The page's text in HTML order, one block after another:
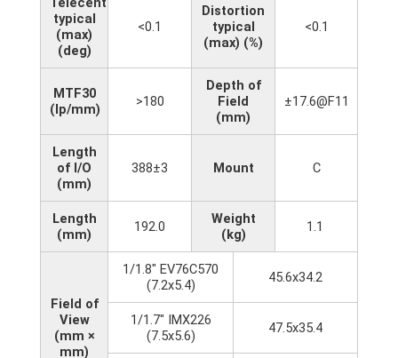
typical
(max)
(deg)
<0.1
Distortion
typical
(max) (%)
<0.1
MTF30
(lp/mm)
>180
Depth of
Field
(mm)
±17.6@F11
Length
of I/O
(mm)
388±3 Mount C
Length
(mm)
192.0
Weight
(kg)
1.1
Field of
View
(mm ×
mm)
1/1.8" EV76C570
(7.2x5.4)
45.6x34.2
1/1.7" IMX226
(7.5x5.6)
47.5x35.4